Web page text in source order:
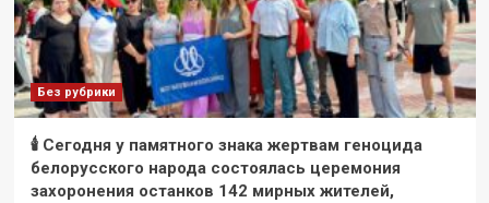
Без рубрики
🕯 Сегодня у памятного знака жертвам геноцида
белорусского народа состоялась церемония
захоронения останков 142 мирных жителей,